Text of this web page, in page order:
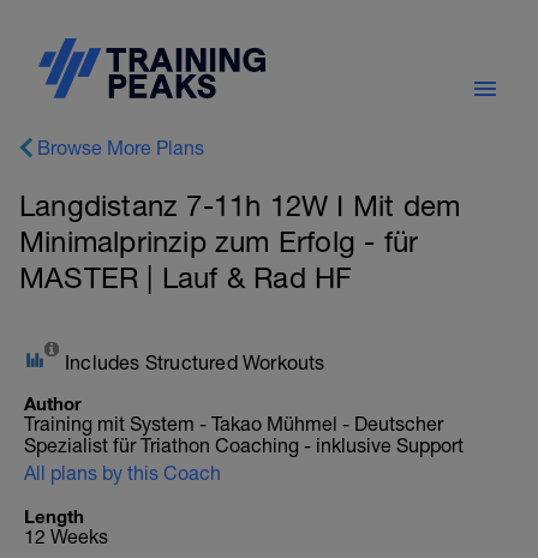
Browse More Plans
Langdistanz 7-11h 12W I Mit dem
Minimalprinzip zum Erfolg - für
MASTER | Lauf & Rad HF
Includes Structured Workouts
Author
Training mit System - Takao Mühmel - Deutscher
Spezialist für Triathon Coaching - inklusive Support
All plans by this Coach
Length
12 Weeks